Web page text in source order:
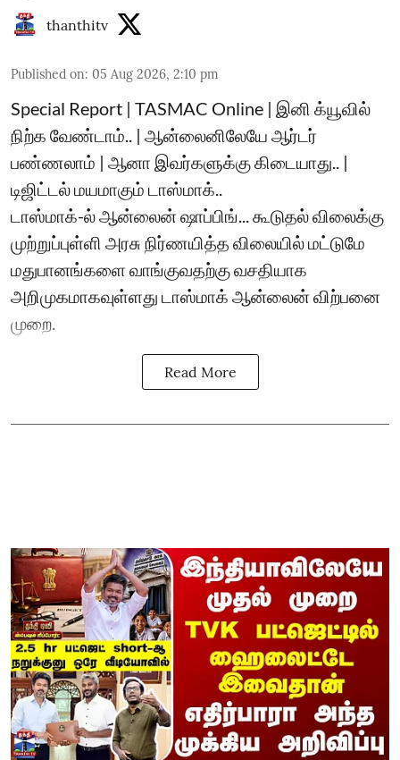
thanthitv
Published on: 05 Aug 2026, 2:10 pm
Special Report | TASMAC Online | இனி க்யூவில்
நிற்க வேண்டாம்.. | ஆன்லைனிலேயே ஆர்டர்
பண்ணலாம் | ஆனா இவர்களுக்கு கிடையாது.. |
டிஜிட்டல் மயமாகும் டாஸ்மாக்..
டாஸ்மாக்-ல் ஆன்லைன் ஷாப்பிங்... கூடுதல் விலைக்கு
முற்றுப்புள்ளி அரசு நிர்ணயித்த விலையில் மட்டுமே
மதுபானங்களை வாங்குவதற்கு வசதியாக
அறிமுகமாகவுள்ளது டாஸ்மாக் ஆன்லைன் விற்பனை
முறை.
Read More